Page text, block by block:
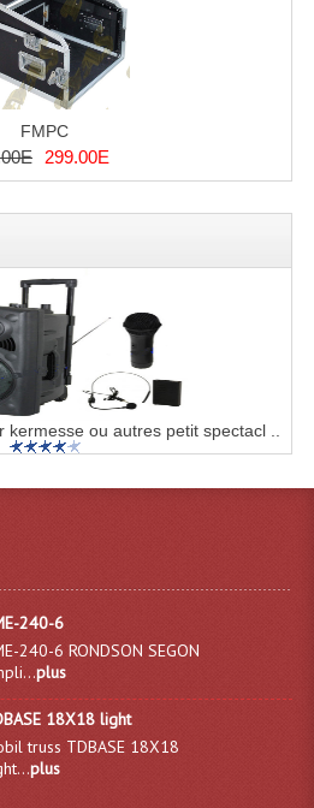
CDs Et Disques Vinyls
Pour Contrôleur DJ
Pour La Lumière
Flight Multi-Usage
19" PRO Betonex
Standard Betonex
De Transport
De Transport
VSR (capot En L)
Fumées, Mousses, Liquid
À Fumées
Et Jet De CO2
FMPC
299.00E
ou autres petit spectacl ..
240-6
240-6 RONDSON SEGON
plus
18X18 light
truss TDBASE 18X18
plus